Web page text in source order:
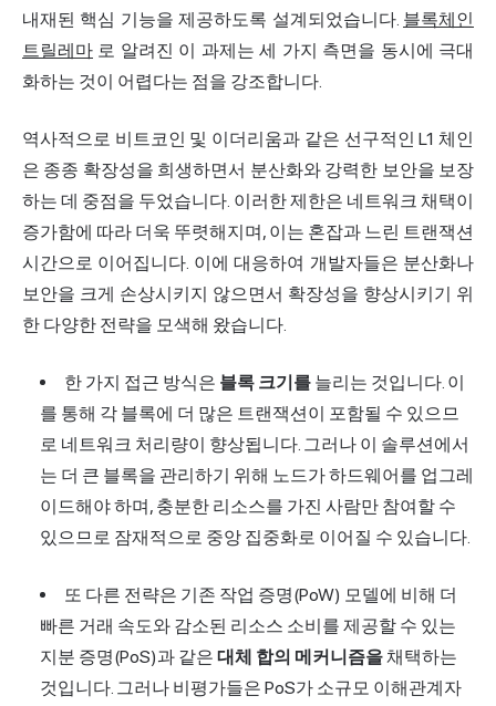
내재된 핵심 기능을 제공하도록 설계되었습니다. 블록체인
트릴레마 로 알려진 이 과제는 세 가지 측면을 동시에 극대
화하는 것이 어렵다는 점을 강조합니다.
역사적으로 비트코인 및 이더리움과 같은 선구적인 L1 체인
은 종종 확장성을 희생하면서 분산화와 강력한 보안을 보장
하는 데 중점을 두었습니다. 이러한 제한은 네트워크 채택이
증가함에 따라 더욱 뚜렷해지며, 이는 혼잡과 느린 트랜잭션
시간으로 이어집니다. 이에 대응하여 개발자들은 분산화나
보안을 크게 손상시키지 않으면서 확장성을 향상시키기 위
한 다양한 전략을 모색해 왔습니다.
한 가지 접근 방식은 블록 크기를 늘리는 것입니다. 이
를 통해 각 블록에 더 많은 트랜잭션이 포함될 수 있으므
로 네트워크 처리량이 향상됩니다. 그러나 이 솔루션에서
는 더 큰 블록을 관리하기 위해 노드가 하드웨어를 업그레
이드해야 하며, 충분한 리소스를 가진 사람만 참여할 수
있으므로 잠재적으로 중앙 집중화로 이어질 수 있습니다.
또 다른 전략은 기존 작업 증명(PoW) 모델에 비해 더
빠른 거래 속도와 감소된 리소스 소비를 제공할 수 있는
지분 증명(PoS)과 같은 대체 합의 메커니즘을채택하는
것입니다. 그러나 비평가들은 PoS가 소규모 이해관계자